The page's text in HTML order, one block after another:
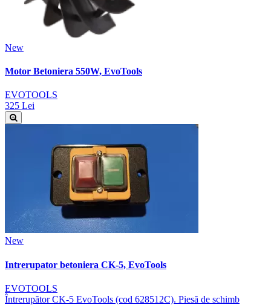
New
Motor Betoniera 550W, EvoTools
EVOTOOLS
325 Lei
New
Intrerupator betoniera CK-5, EvoTools
EVOTOOLS
Întrerupător CK-5 EvoTools (cod 628512C). Piesă de schimb